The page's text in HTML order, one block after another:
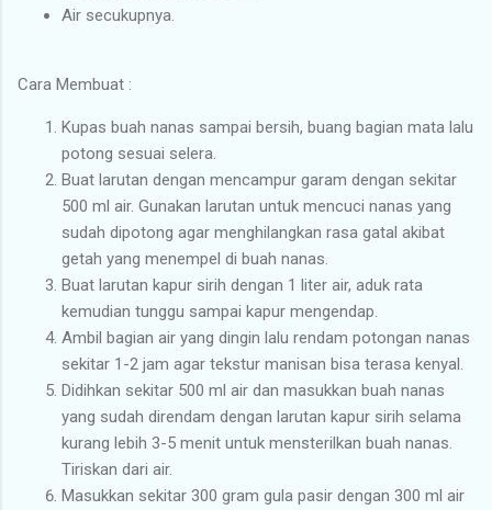
Air secukupnya.
Cara Membuat :
Kupas buah nanas sampai bersih, buang bagian mata lalu
potong sesuai selera.
Buat larutan dengan mencampur garam dengan sekitar
500 ml air. Gunakan larutan untuk mencuci nanas yang
sudah dipotong agar menghilangkan rasa gatal akibat
getah yang menempel di buah nanas.
Buat larutan kapur sirih dengan 1 liter air, aduk rata
kemudian tunggu sampai kapur mengendap.
Ambil bagian air yang dingin lalu rendam potongan nanas
sekitar 1-2 jam agar tekstur manisan bisa terasa kenyal.
Didihkan sekitar 500 ml air dan masukkan buah nanas
yang sudah direndam dengan larutan kapur sirih selama
kurang lebih 3-5 menit untuk mensterilkan buah nanas.
Tiriskan dari air.
Masukkan sekitar 300 gram gula pasir dengan 300 ml air